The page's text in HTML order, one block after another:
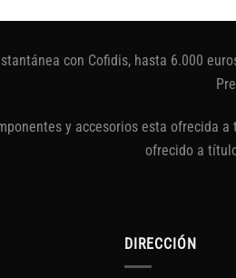
con Cofidis, hasta 6.000
y accesorios esta ofrecida
ofrecido a
DIRECCIÓN